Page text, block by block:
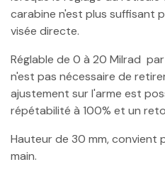
carabine n'est plus suffisant
visée directe.
Réglable de 0 à 20 Milrad
n'est pas nécessaire de
ajustement sur l'arme est
répétabilité à 100% et un
Hauteur de 30 mm, convient
main.